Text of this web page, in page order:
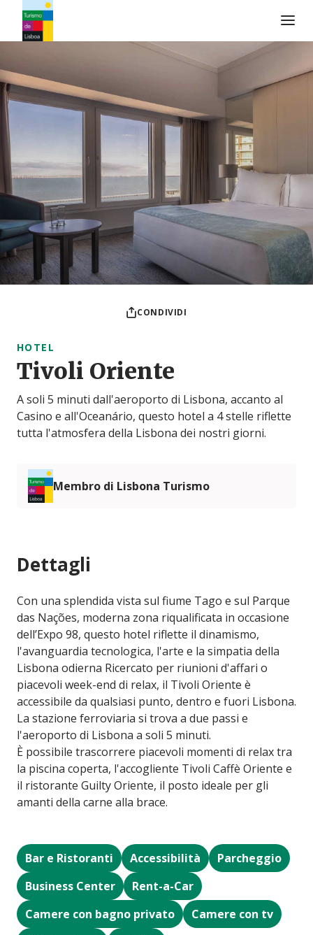
Logo di Turismo de Lisboa
CONDIVIDI
HOTEL
Tivoli Oriente
A soli 5 minuti dall'aeroporto di Lisbona, accanto al
Casino e all'Oceanário, questo hotel a 4 stelle riflette
tutta l'atmosfera della Lisbona dei nostri giorni.
Membro di Lisbona Turismo
Dettagli
Con una splendida vista sul fiume Tago e sul Parque
das Nações, moderna zona riqualificata in occasione
dell’Expo 98, questo hotel riflette il dinamismo,
l'avanguardia tecnologica, l'arte e la simpatia della
Lisbona odierna Ricercato per riunioni d'affari o
piacevoli week-end di relax, il Tivoli Oriente è
accessibile da qualsiasi punto, dentro e fuori Lisbona.
La stazione ferroviaria si trova a due passi e
l'aeroporto di Lisbona a soli 5 minuti.
È possibile trascorrere piacevoli momenti di relax tra
la piscina coperta, l'accogliente Tivoli Caffè Oriente e
il ristorante Guilty Oriente, il posto ideale per gli
amanti della carne alla brace.
Bar e Ristoranti Accessibilità
Parcheggio
Business Center
Rent-a-Car
Camere con bagno privato
Camere con tv